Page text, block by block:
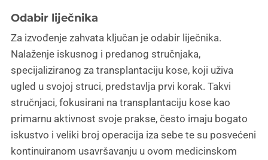
Odabir liječnika
Za izvođenje zahvata ključan je odabir liječnika.
Nalaženje iskusnog i predanog stručnjaka,
specijaliziranog za transplantaciju kose, koji uživa
ugled u svojoj struci, predstavlja prvi korak. Takvi
stručnjaci, fokusirani na transplantaciju kose kao
primarnu aktivnost svoje prakse, često imaju bogato
iskustvo i veliki broj operacija iza sebe te su posvećeni
kontinuiranom usavršavanju u ovom medicinskom